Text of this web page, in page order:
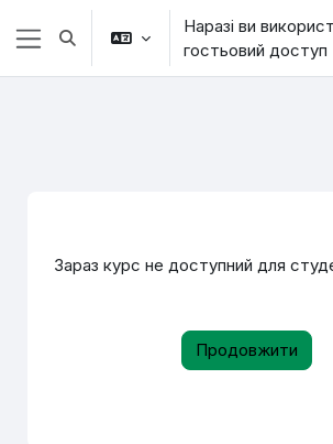
Перейти до головного вмісту
Бокова панель
Переключити введення пошуку
Наразі ви
гостьовий доступ
Зараз курс не доступний для
Продовжити